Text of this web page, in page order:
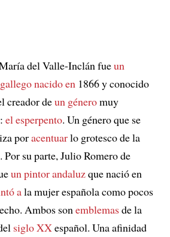
del Valle-Inclán fueun
nacido en 1866 y conocido
creador deun géneromuy
el esperpento. Un género que se
poracentuarlo grotesco de la
Por su parte, Julio Romero de
un pintor andaluzque nació en
ala mujer española como pocos
Ambos son emblemasde la
siglo XXespañol. Una afinidad